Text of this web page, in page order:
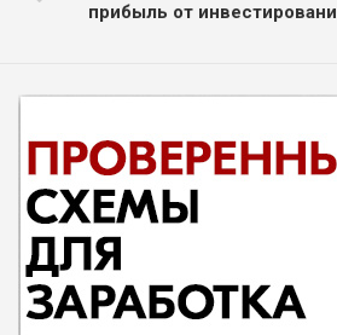
прибыль от